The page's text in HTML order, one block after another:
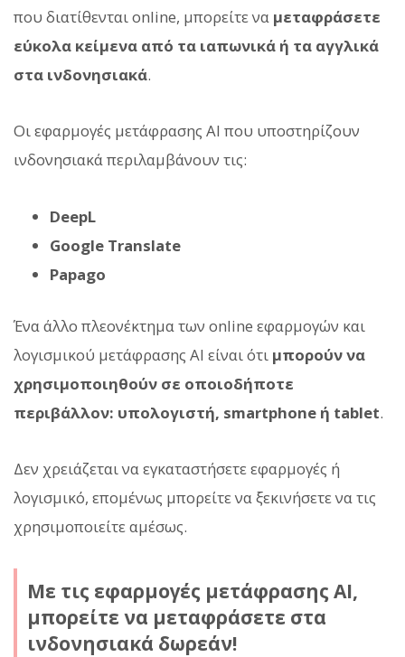
που διατίθενται online, μπορείτε να μεταφράσετε
εύκολα κείμενα από τα ιαπωνικά ή τα αγγλικά
στα ινδονησιακά.
Οι εφαρμογές μετάφρασης AI που υποστηρίζουν
ινδονησιακά περιλαμβάνουν τις:
DeepL
Google Translate
Papago
Ένα άλλο πλεονέκτημα των online εφαρμογών και
λογισμικού μετάφρασης AI είναι ότι μπορούν να
χρησιμοποιηθούν σε οποιοδήποτε
περιβάλλον: υπολογιστή, smartphone ή tablet.
Δεν χρειάζεται να εγκαταστήσετε εφαρμογές ή
λογισμικό, επομένως μπορείτε να ξεκινήσετε να τις
χρησιμοποιείτε αμέσως.
Με τις εφαρμογές μετάφρασης AI,
μπορείτε να μεταφράσετε στα
ινδονησιακά δωρεάν!